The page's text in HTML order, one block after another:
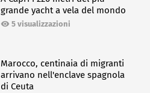
grande yacht a vela del mondo
5 visualizzazioni
Marocco, centinaia di migranti
arrivano nell'enclave spagnola
di Ceuta